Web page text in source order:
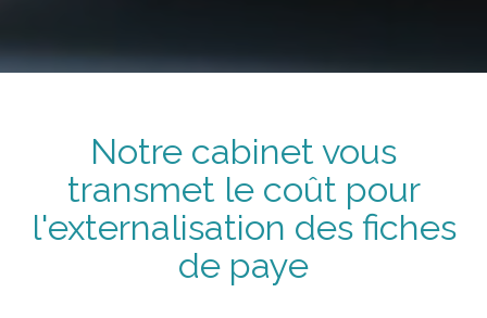
Notre cabinet vous
transmet le coûtpour
l'externalisation des fiches
de paye